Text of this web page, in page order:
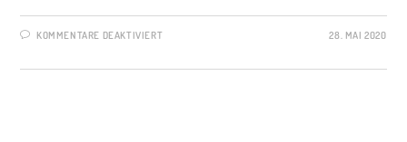
KOMMENTARE DEAKTIVIERT 28. MAI 2020